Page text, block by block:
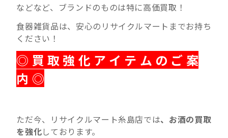
などなど、ブランドのものは特に高価買取！
食器雑貨品は、安心のリサイクルマートまでお持ち
ください！
◎ 買 取 強 化 ア イ テ ム の ご 案
内 ◎
ただ今、リサイクルマート糸島店では、お酒の買取
を強化しております。